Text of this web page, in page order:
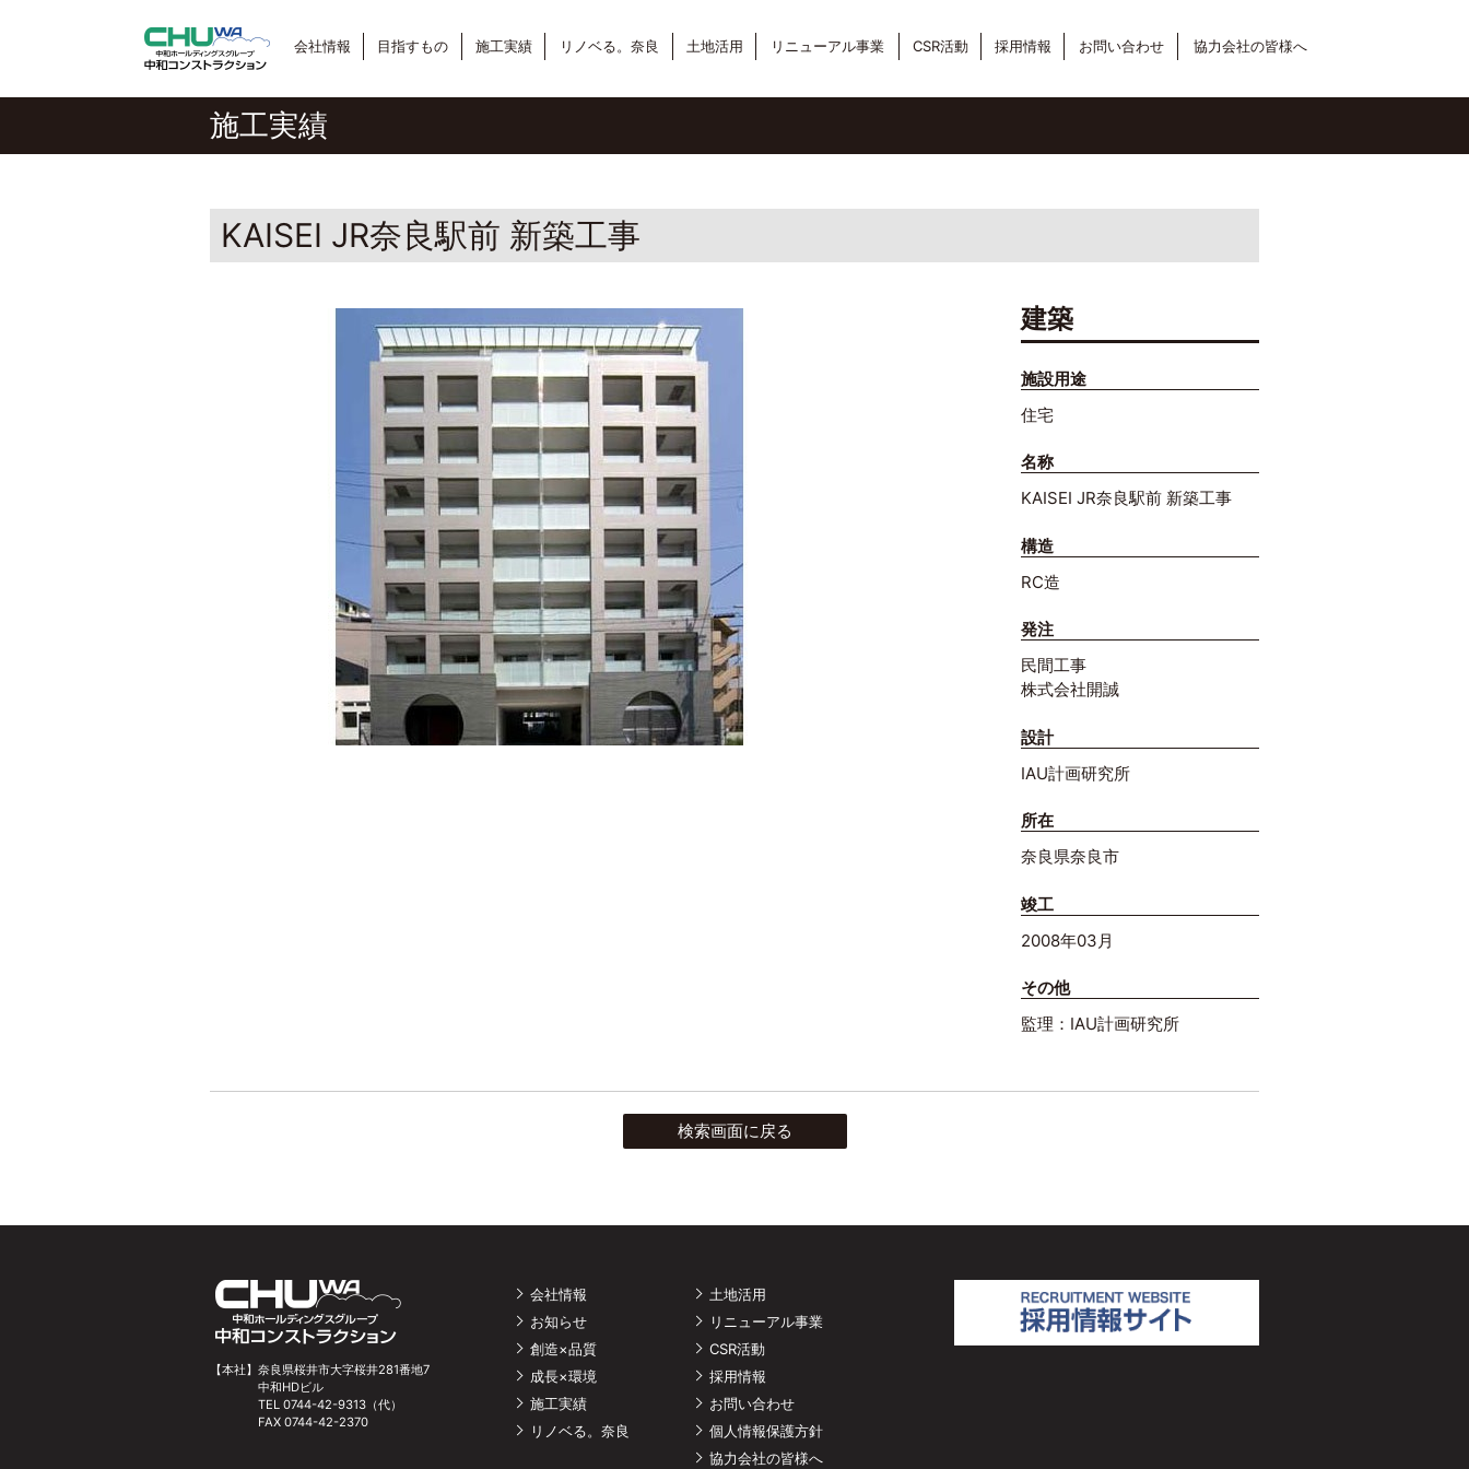
会社情報 目指すもの 施工実績 リノベる。奈良 土地活用 リニューアル事業 CSR活動 採用情報 お問い合わせ 協力会社の皆様へ
施工実績
KAISEI JR奈良駅前 新築工事
建築
施設用途
住宅
名称
KAISEI JR奈良駅前 新築工事
構造
RC造
発注
民間工事
株式会社開誠
設計
IAU計画研究所
所在
奈良県奈良市
竣工
2008年03月
その他
監理：IAU計画研究所
検索画面に戻る
【本社】 奈良県桜井市大字桜井281番地7
中和HDビル
TEL 0744-42-9313（代）
FAX 0744-42-2370
会社情報
お知らせ
創造×品質
成長×環境
施工実績
リノベる。奈良
土地活用
リニューアル事業
CSR活動
採用情報
お問い合わせ
個人情報保護方針
協力会社の皆様へ